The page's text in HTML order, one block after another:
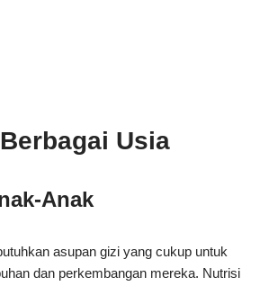
Usia
Anak
asupan gizi yang cukup untuk
dan perkembangan mereka. Nutrisi